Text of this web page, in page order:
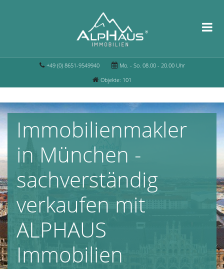
+49 (0) 8651-9549940
Mo. - So. 08.00 - 20.00 Uhr
Objekte: 101
Immobilienmakler
in München -
sachverständig
verkaufen mit
ALPHAUS
Immobilien